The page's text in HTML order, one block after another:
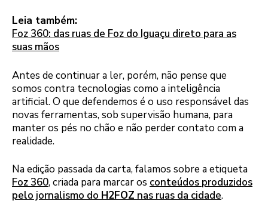
Leia também:
Foz 360: das ruas de Foz do Iguaçu direto para as
suas mãos
Antes de continuar a ler, porém, não pense que
somos contra tecnologias como a inteligência
artificial. O que defendemos é o uso responsável das
novas ferramentas, sob supervisão humana, para
manter os pés no chão e não perder contato com a
realidade.
Na edição passada da carta, falamos sobre a etiqueta
Foz 360, criada para marcar os conteúdos produzidos
pelo jornalismo do H2FOZ nas ruas da cidade.